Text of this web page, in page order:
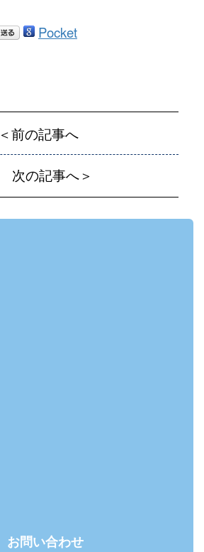
Pocket
＜前の記事へ
次の記事へ＞
お問い合わせ